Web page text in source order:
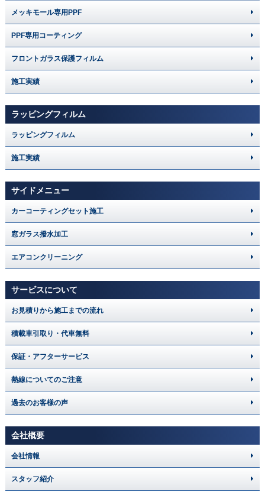
メッキモール専用PPF
PPF専用コーティング
フロントガラス保護フィルム
施工実績
ラッピングフィルム
ラッピングフィルム
施工実績
サイドメニュー
カーコーティングセット施工
窓ガラス撥水加工
エアコンクリーニング
サービスについて
お見積りから施工までの流れ
積載車引取り・代車無料
保証・アフターサービス
熱線についてのご注意
過去のお客様の声
会社概要
会社情報
スタッフ紹介